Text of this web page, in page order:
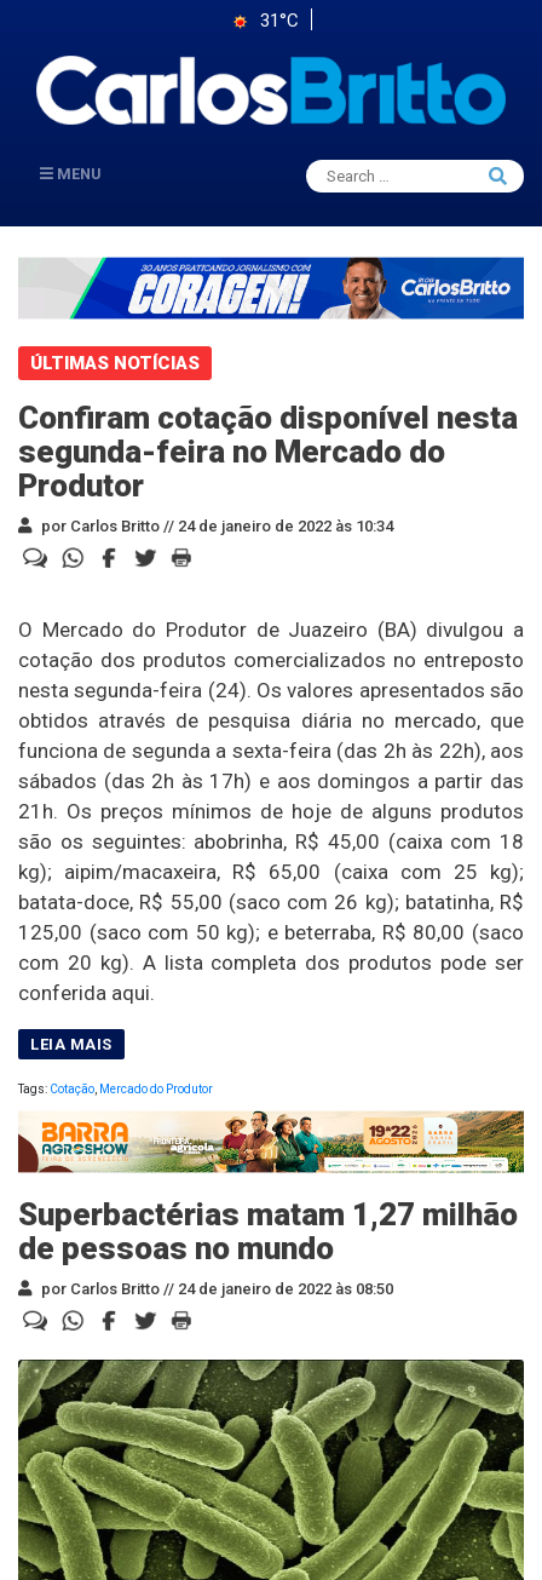
31°C
MENU
Search
for:
Search
ÚLTIMAS NOTÍCIAS
Confiram cotação disponível nesta
segunda-feira no Mercado do
Produtor
por Carlos Britto // 24 de janeiro de 2022 às 10:34
O Mercado do Produtor de Juazeiro (BA) divulgou a
cotação dos produtos comercializados no entreposto
nesta segunda-feira (24). Os valores apresentados são
obtidos através de pesquisa diária no mercado, que
funciona de segunda a sexta-feira (das 2h às 22h), aos
sábados (das 2h às 17h) e aos domingos a partir das
21h. Os preços mínimos de hoje de alguns produtos
são os seguintes: abobrinha, R$ 45,00 (caixa com 18
kg); aipim/macaxeira, R$ 65,00 (caixa com 25 kg);
batata-doce, R$ 55,00 (saco com 26 kg); batatinha, R$
125,00 (saco com 50 kg); e beterraba, R$ 80,00 (saco
com 20 kg). A lista completa dos produtos pode ser
conferida aqui.
Tags: Cotação Mercado do Produtor
Superbactérias matam 1,27 milhão
de pessoas no mundo
por Carlos Britto // 24 de janeiro de 2022 às 08:50